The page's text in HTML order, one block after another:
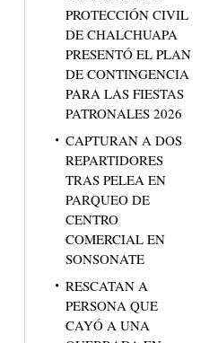
PROTECCIÓN CIVIL
DE CHALCHUAPA
PRESENTÓ EL PLAN
DE CONTINGENCIA
PARA LAS FIESTAS
PATRONALES 2026
CAPTURAN A DOS
REPARTIDORES
TRAS PELEA EN
PARQUEO DE
CENTRO
COMERCIAL EN
SONSONATE
RESCATAN A
PERSONA QUE
CAYÓ A UNA